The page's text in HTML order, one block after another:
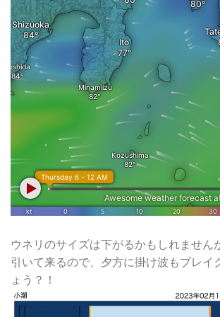
ウネリのサイズは下がるかもしれません
引いて来るので、夕方に掛け波もブレイ
ょう？！